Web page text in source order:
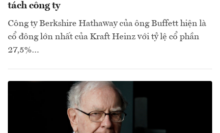
tách công ty
Công ty Berkshire Hathaway của ông Buffett hiện là
cổ đông lớn nhất của Kraft Heinz với tỷ lệ cổ phần
27,5%...